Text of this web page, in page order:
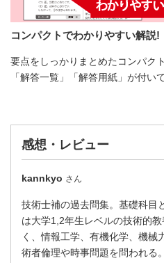
コンパクトでわかりやすい解説!
要点をしっかりまとめたコンパク
「解答一覧」「解答用紙」が付い
感想・レビュー
kannkyo さん
技術士補の過去問集。基礎科目
は大学1,2年生レベルの技術的
く、情報工学、有機化学、機械
術者倫理や時事問題を問われる